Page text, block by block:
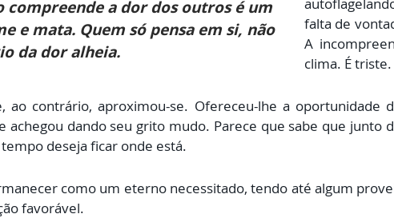
compreende a dor dos outros é um
e mata. Quem só pensa em si, não
da dor alheia.
falta de
A
clima. É triste.
ao contrário, aproximou-se. Ofereceu-lhe a
achegou dando seu grito mudo. Parece que sabe que junto
deseja ficar onde está.
como um eterno necessitado, tendo até algum
favorável.